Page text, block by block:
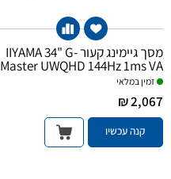
מסך גיימינג קעור IIYAMA 34" G-
Master UWQHD 144Hz 1ms VA
זמין במלאי
2,067 ₪
קנה עכשיו